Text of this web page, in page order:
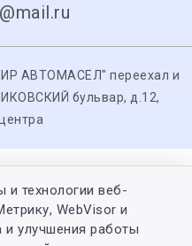
АВТОМАСЕЛ" переехал и
бульвар, д.12,
технологии веб-
WebVisor и
и улучшения работы